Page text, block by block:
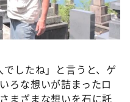
したね」と言うと、ゲ
ろな想いが詰まったロ
まざまな想いを石に託